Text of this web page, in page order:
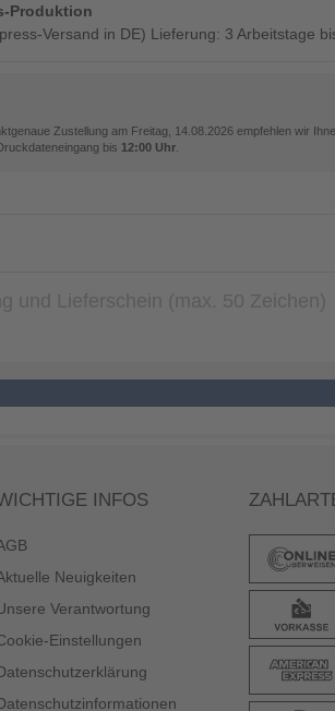
Produktion
Versand in DE) Lieferung: 3 Arbeitstage
Zustellung am Freitag, 14.08.2026 empfehlen wir
bis 12:00 Uhr
INFOS
Neuigkeiten
Verantwortung
Einstellungen